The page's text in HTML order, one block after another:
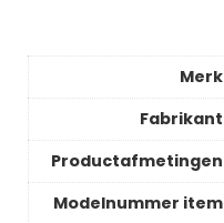
Merk
Fabrikant
Productafmetingen
Modelnummer item